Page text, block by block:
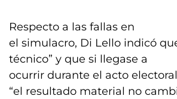
Respecto a las fallas en
el simulacro, Di Lello indicó
técnico” y que si llegase a
ocurrir durante el acto electoral
“el resultado material no